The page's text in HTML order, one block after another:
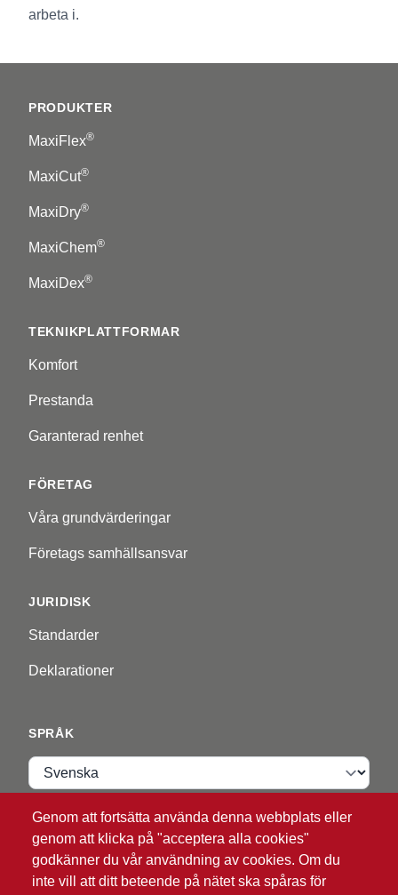
arbeta i.
PRODUKTER
MaxiFlex®
MaxiCut®
MaxiDry®
MaxiChem®
MaxiDex®
TEKNIKPLATTFORMAR
Komfort
Prestanda
Garanterad renhet
FÖRETAG
Våra grundvärderingar
Företags samhällsansvar
JURIDISK
Standarder
Deklarationer
Genom att fortsätta använda denna webbplats eller
genom att klicka på "acceptera alla cookies"
godkänner du vår användning av cookies. Om du
inte vill att ditt beteende på nätet ska spåras för
SPRÅK
Språk
VIP ZONE
Logga in